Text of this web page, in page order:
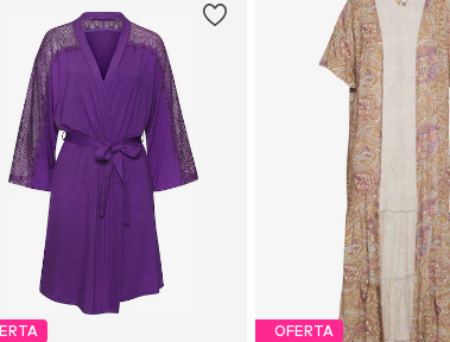
OFERTA